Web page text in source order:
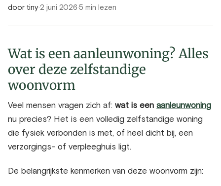
door tiny·2 juni 2026·5 min lezen
Wat is een aanleunwoning? Alles
over deze zelfstandige
woonvorm
Veel mensen vragen zich af: wat is een aanleunwoning
nu precies? Het is een volledig zelfstandige woning
die fysiek verbonden is met, of heel dicht bij, een
verzorgings- of verpleeghuis ligt.
De belangrijkste kenmerken van deze woonvorm zijn: